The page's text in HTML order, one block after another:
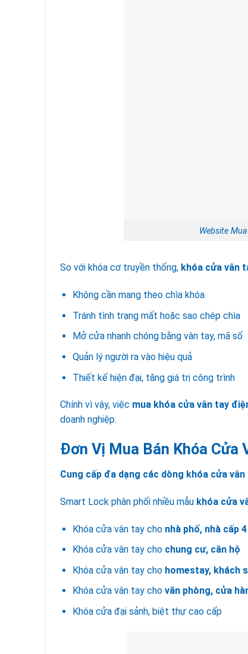
Website
So với khóa cơ truyền thống, khóa cửa vân
Không cần mang theo chìa khóa
Tránh tình trạng mất hoặc sao chép chìa
Mở cửa nhanh chóng bằng vân tay, mã số
Quản lý người ra vào hiệu quả
Thiết kế hiện đại, tăng giá trị công trình
Chính vì vậy, việc mua khóa cửa vân tay
doanh nghiệp.
Đơn Vị Mua Bán Khóa Cửa
Cung cấp đa dạng các dòng khóa cửa
Smart Lock phân phối nhiều mẫu khóa cửa
Khóa cửa vân tay cho nhà phố, nhà cấp 4
Khóa cửa vân tay cho chung cư, căn hộ
Khóa cửa vân tay cho homestay, khách
Khóa cửa vân tay cho văn phòng, cửa
Khóa cửa đại sảnh, biệt thự cao cấp